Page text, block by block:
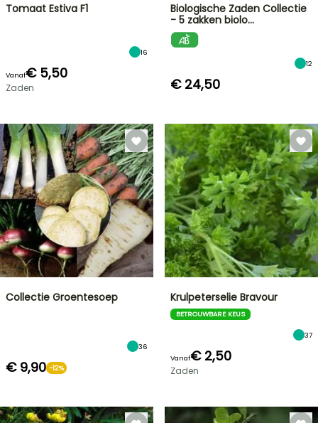
Tomaat Estiva F1
16
Vanaf€ 5,50
Zaden
Biologische Zaden Collectie
- 5 zakken biolo…
12
€ 24,50
Collectie Groentesoep
36
€ 9,90 -12%
Krulpeterselie Bravour
BETROUWBARE KEUS
37
Vanaf€ 2,50
Zaden